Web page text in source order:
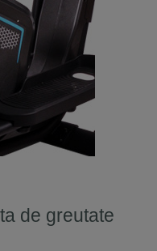
de greutate